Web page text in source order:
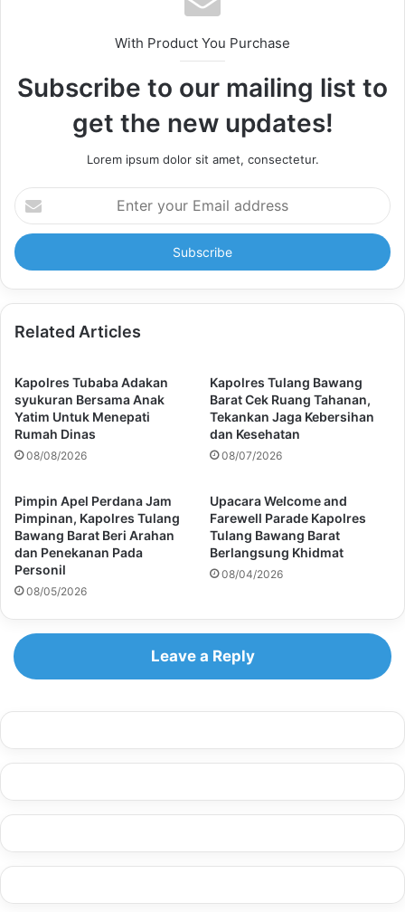
With Product You Purchase
Subscribe to our mailing list to
get the new updates!
Lorem ipsum dolor sit amet, consectetur.
Enter
your
Email
address
Related Articles
Kapolres Tubaba Adakan
syukuran Bersama Anak
Yatim Untuk Menepati
Rumah Dinas
08/08/2026
Kapolres Tulang Bawang
Barat Cek Ruang Tahanan,
Tekankan Jaga Kebersihan
dan Kesehatan
08/07/2026
Pimpin Apel Perdana Jam
Pimpinan, Kapolres Tulang
Bawang Barat Beri Arahan
dan Penekanan Pada
Personil
08/05/2026
Upacara Welcome and
Farewell Parade Kapolres
Tulang Bawang Barat
Berlangsung Khidmat
08/04/2026
Leave a Reply